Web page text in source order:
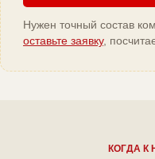
Нужен точный состав
оставьте заявку,
КОГДА